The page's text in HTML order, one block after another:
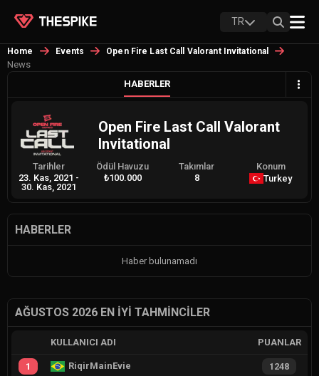
TR
Home Events Open Fire Last Call Valorant Invitational
News
HABERLER
Open Fire Last Call Valorant
Invitational
Tarihler
23. Kas, 2021 -
30. Kas, 2021
Ödül Havuzu
₺100.000
Takımlar
8
Konum
Turkey
HABERLER
Haber bulunamadı
AĞUSTOS 2026 EN İYI TAHMINCILER
KULLANICI ADI PUANLAR
1 RiqirMainEvie 1248